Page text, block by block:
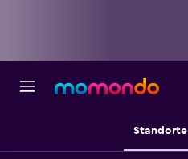
Standorte